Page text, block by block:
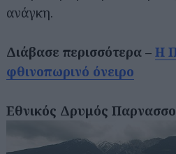
ανάγκη.
Διάβασε περισσότερα – Η
φθινοπωρινό όνειρο
Εθνικός Δρυμός